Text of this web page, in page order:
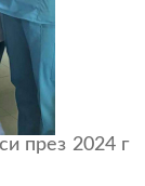
през 2024 г